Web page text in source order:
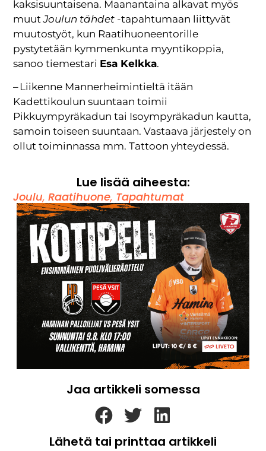
kaksisuuntaisena. Maanantaina alkavat myös
muutJoulun tähdet -tapahtumaan liittyvät
muutostyöt, kun Raatihuoneentorille
pystytetään kymmenkunta myyntikoppia,
sanoo tiemestari Esa Kelkka.
– Liikenne Mannerheimintieltä itään
Kadettikoulun suuntaan toimii
Pikkuympyräkadun tai Isoympyräkadun kautta,
samoin toiseen suuntaan. Vastaava järjestely on
ollut toiminnassa mm. Tattoon yhteydessä.
Lue lisää aiheesta:
Joulu,Raatihuone, Tapahtumat
Jaa artikkeli somessa
Lähetä tai printtaa artikkeli